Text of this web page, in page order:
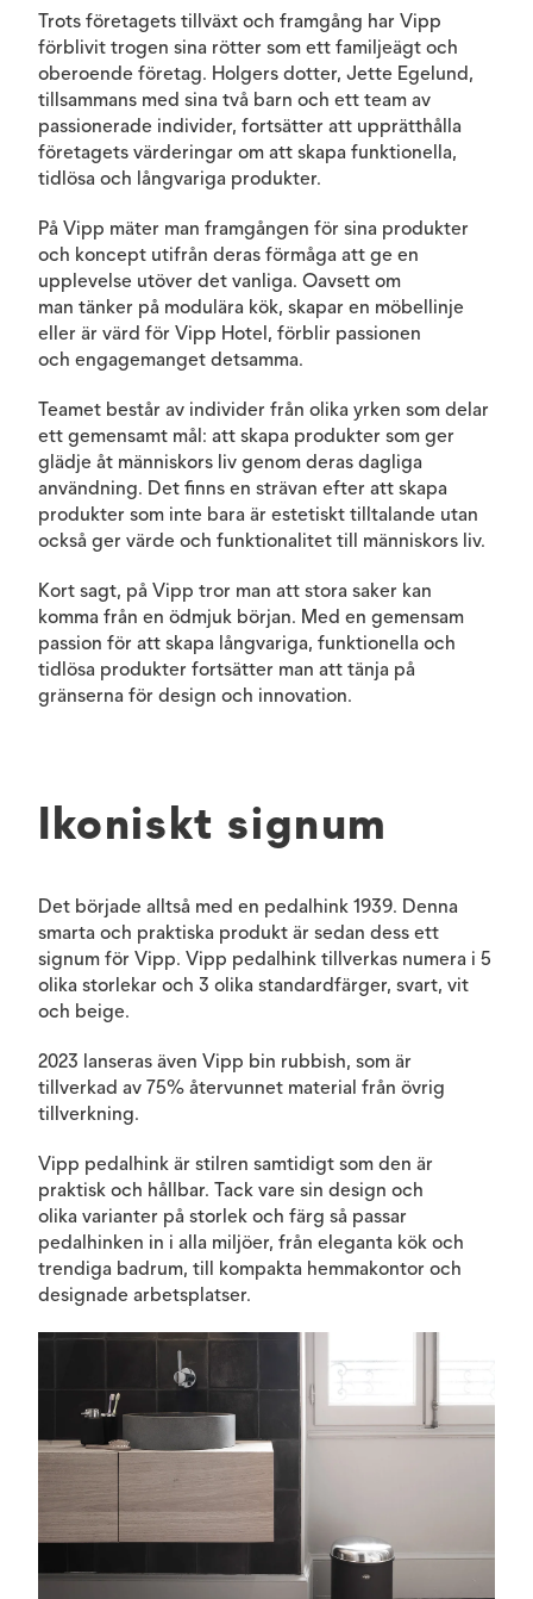
Trots företagets tillväxt och framgång har Vipp
förblivit trogen sina rötter som ett familjeägt och
oberoende företag. Holgers dotter, Jette Egelund,
tillsammans med sina två barn och ett team av
passionerade individer, fortsätter att upprätthålla
företagets värderingar om att skapa funktionella,
tidlösa och långvariga produkter.
På Vipp mäter man framgången för sina produkter
och koncept utifrån deras förmåga att ge en
upplevelse utöver det vanliga. Oavsett om
man tänker på modulära kök, skapar en möbellinje
eller är värd för Vipp Hotel, förblir passionen
och engagemanget detsamma.
Teamet består av individer från olika yrken som delar
ett gemensamt mål: att skapa produkter som ger
glädje åt människors liv genom deras dagliga
användning. Det finns en strävan efter att skapa
produkter som inte bara är estetiskt tilltalande utan
också ger värde och funktionalitet till människors liv.
Kort sagt, på Vipp tror man att stora saker kan
komma från en ödmjuk början. Med en gemensam
passion för att skapa långvariga, funktionella och
tidlösa produkter fortsätter man att tänja på
gränserna för design och innovation.
Ikoniskt signum
Det började alltså med en pedalhink 1939. Denna
smarta och praktiska produkt är sedan dess ett
signum för Vipp. Vipp pedalhink tillverkas numera i 5
olika storlekar och 3 olika standardfärger, svart, vit
och beige.
2023 lanseras även Vipp bin rubbish, som är
tillverkad av 75% återvunnet material från övrig
tillverkning.
Vipp pedalhink är stilren samtidigt som den är
praktisk och hållbar. Tack vare sin design och
olika varianter på storlek och färg så passar
pedalhinken in i alla miljöer, från eleganta kök och
trendiga badrum, till kompakta hemmakontor och
designade arbetsplatser.